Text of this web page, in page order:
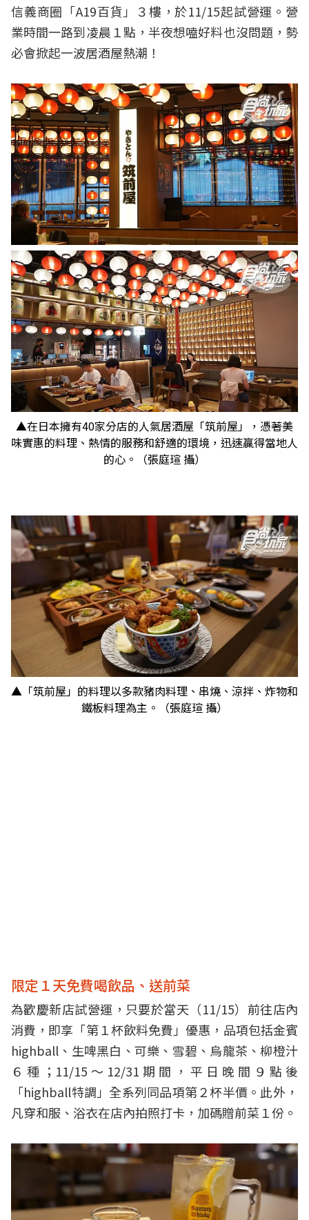
信義商圈「A19百貨」３樓，於11/15起試營運。營
業時間一路到凌晨１點，半夜想嗑好料也沒問題，勢
必會掀起一波居酒屋熱潮！
▲在日本擁有40家分店的人氣居酒屋「筑前屋」，憑著美
味實惠的料理、熱情的服務和舒適的環境，迅速贏得當地人
的心。（張庭瑄 攝）
▲「筑前屋」的料理以多款豬肉料理、串燒、涼拌、炸物和
鐵板料理為主。（張庭瑄 攝）
限定１天免費喝飲品、送前菜
為歡慶新店試營運，只要於當天（11/15）前往店內
消費，即享「第１杯飲料免費」優惠，品項包括金賓
highball、生啤黑白、可樂、雪碧、烏龍茶、柳橙汁
６種；11/15～12/31期間，平日晚間９點後
「highball特調」全系列同品項第２杯半價。此外，
凡穿和服、浴衣在店內拍照打卡，加碼贈前菜１份。